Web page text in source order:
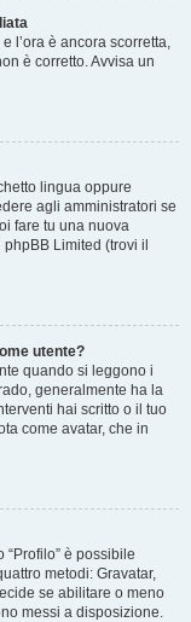
l’ora è ancora scorretta,
è corretto. Avvisa un
lingua oppure
agli amministratori se
fare tu una nuova
Limited (trovi il
utente?
quando si leggono i
generalmente ha la
hai scritto o il tuo
come avatar, che in
è possibile
metodi: Gravatar,
se abilitare o meno
messi a disposizione.